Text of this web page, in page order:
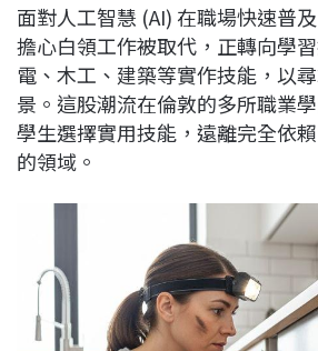
b
o
o
k
a
d
s
e
d
I
n
L
i
n
k
面對人工智慧 (AI) 在職場快速普
擔心白領工作被取代，正轉向學
電、木工、建築等實作技能，以
景。這股潮流在倫敦的多所職業
學生選擇實用技能，遠離完全依
的領域。